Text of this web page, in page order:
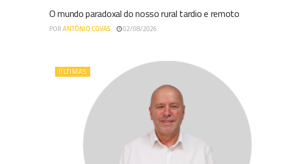
O mundo paradoxal do nosso rural tardio e remoto
PORANTÓNIO COVAS 02/08/2026
ÚLTIMAS